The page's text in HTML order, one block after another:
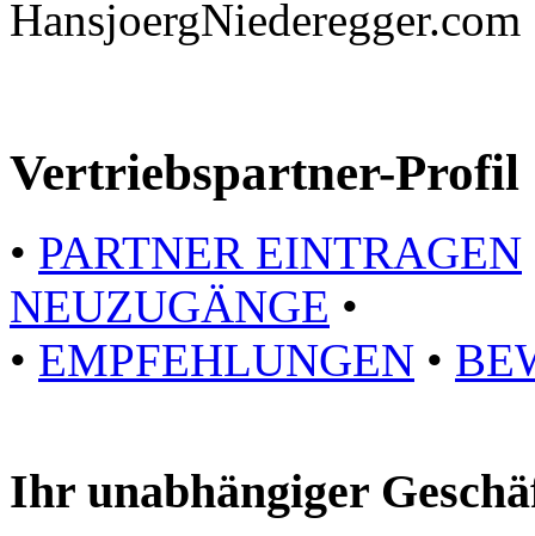
HansjoergNiederegger.com
Vertriebspartner-Profil
• PARTNER EINTRAGEN
NEUZUGÄNGE •
• EMPFEHLUNGEN •
Ihr unabhängiger